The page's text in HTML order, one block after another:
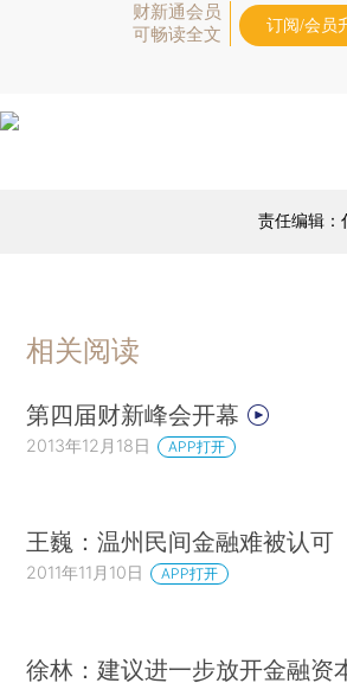
财新通会员
可畅读全文
订阅/会员
责任编辑：
相关阅读
第四届财新峰会开幕
2013年12月18日 APP打开
王巍：温州民间金融难被认可
2011年11月10日 APP打开
徐林：建议进一步放开金融资